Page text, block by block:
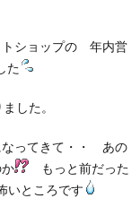
ショップの 年内営
た
した。
ってきて・・ あの
もっと前だった
ところです